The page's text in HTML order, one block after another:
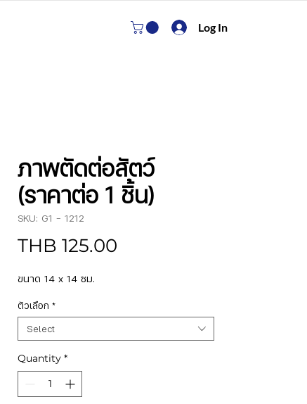
Log In
ภาพตัดต่อสัตว์
(ราคาต่อ 1 ชิ้น)
SKU: G1 - 1212
THB 125.00
ขนาด 14 x 14 ซม.
ตัวเลือก *
Select
Quantity *